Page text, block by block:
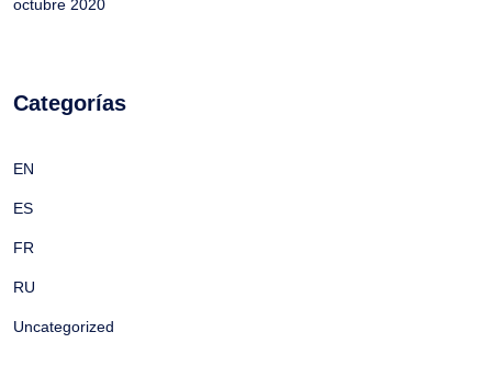
octubre 2020
Categorías
EN
ES
FR
RU
Uncategorized